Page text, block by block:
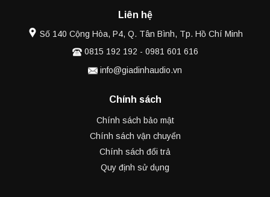
Liên hệ
Số 140 Cộng Hòa, P4, Q. Tân Bình, Tp. Hồ Chí Minh
0815 192 192 - 0981 601 616
info@giadinhaudio.vn
Chính sách
Chính sách bảo mật
Chính sách vận chuyển
Chính sách đổi trả
Quy định sử dụng